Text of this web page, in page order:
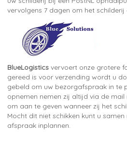
vervolgens 7 dagen om het schilderij
BlueLogistics vervoert onze grotere
gereed is voor verzending wordt u
gebeld om uw bezorgafspraak in te
opnemen nemen zij altijd via de
om aan te geven wanneer zij het
Mocht dit niet schikken kunt u
afspraak inplannen.